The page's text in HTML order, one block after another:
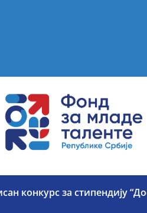
конкурс за стипендију